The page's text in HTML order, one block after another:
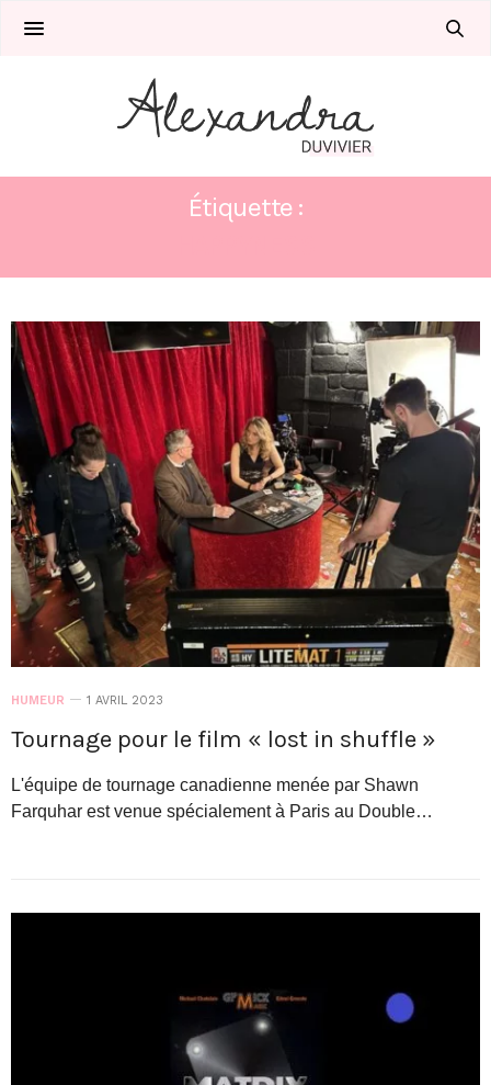
Étiquette :
HUMEUR 1 AVRIL 2023
Tournage pour le film « lost in shuffle »
L'équipe de tournage canadienne menée par Shawn
Farquhar est venue spécialement à Paris au Double…